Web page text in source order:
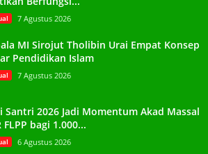
7 Agustus 2026
MI Sirojut Tholibin Urai Empat Konsep
Pendidikan Islam
7 Agustus 2026
Santri 2026 Jadi Momentum Akad Massal
FLPP bagi 1.000...
6 Agustus 2026